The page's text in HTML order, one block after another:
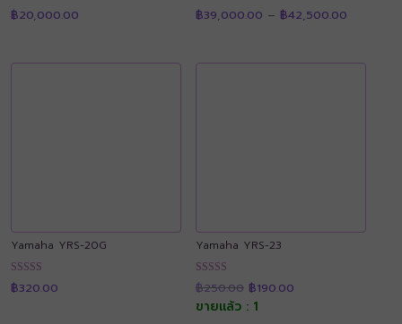
ให้คะแนน
4.89
฿20,000.00
ให้คะแนน
4.90
฿39,000.00 – ฿42,500.00range:
Yamaha YRS-20G
ให้คะแนน
4.90
฿320.00
Yamaha YRS-23
ให้คะแนน
4.92
ตั้งแต่ 1-5
฿250.00 Original
price
was:
฿250.00.
฿190.00price
ขายแล้ว : 1